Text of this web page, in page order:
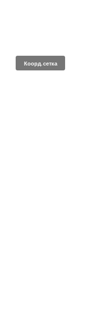
Коорд. сетка